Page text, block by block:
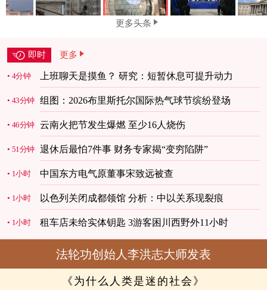
更多头条
即时 更多
4分钟 上班聊天是摸鱼？ 研究：短暂休息可提升动力
43分钟 组图：2026布里斯托尔国际热气球节缤纷登场
46分钟 云南火把节发生爆燃 至少16人烧伤
51分钟 退休后最怕7件事 财务专家揭“变穷陷阱”
1小时 中国东方电气原董事宋致远被查
1小时 以色列关闭成都领馆 分析：中以关系现裂痕
1小时 租车店未给实体钥匙 3游客困川西野外11小时
法轮功创始人李洪志大师发表
《为什么人类是迷的社会》